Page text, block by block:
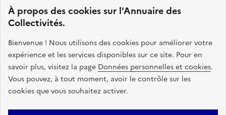
À propos des cookies sur l'Annuaire des
Collectivités.
Bienvenue ! Nous utilisons des cookies pour améliorer votre
expérience et les services disponibles sur ce site. Pour en
savoir plus, visitez la page Données personnelles et cookies.
Vous pouvez, à tout moment, avoir le contrôle sur les
cookies que vous souhaitez activer.
Cohésion des Territoires
. Le code source de ce site web
est disponible en licence libre. Le design de ce site est conçu
avec le système de design de l’État.
legifrance.gouv.fr
info.gouv.fr
service-public.gouv.fr
data.gouv.fr
Plan du site Accessibilite : non conforme Mentions légales